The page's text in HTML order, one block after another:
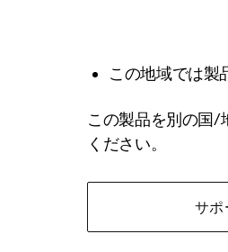
この地域では製
この製品を別の国/
ください。
サポ